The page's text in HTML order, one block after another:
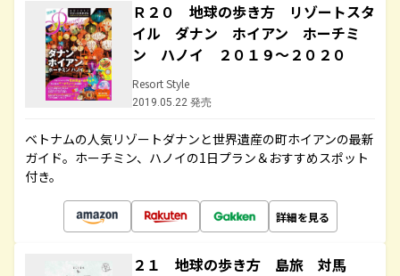
Ｒ２０ 地球の歩き方 リゾートスタ
イル ダナン ホイアン ホーチミ
ン ハノイ ２０１９～２０２０
Resort Style
2019.05.22 発売
ベトナムの人気リゾートダナンと世界遺産の町ホイアンの最新
ガイド。ホーチミン、ハノイの1日プラン＆おすすめスポット
付き。
詳細を見る
２１ 地球の歩き方 島旅 対馬